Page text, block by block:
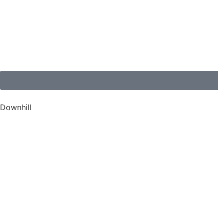
Downhill